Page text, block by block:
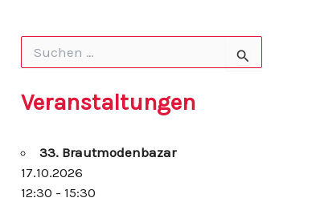
h
e
a
c
h
Veranstaltungen
33. Brautmodenbazar
17.10.2026
12:30 - 15:30